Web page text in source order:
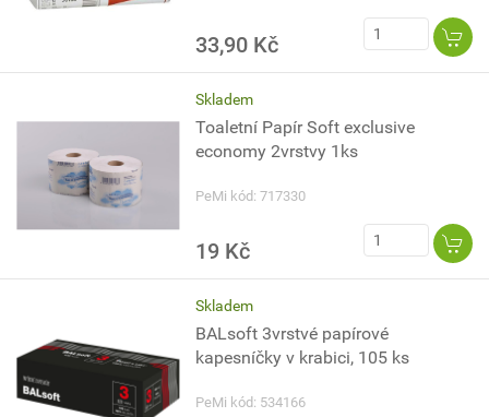
33,90 Kč
Skladem
Toaletní Papír Soft exclusive
economy 2vrstvy 1ks
PeMi kód: 717330
19 Kč
Skladem
BALsoft 3vrstvé papírové
kapesníčky v krabici, 105 ks
PeMi kód: 534166